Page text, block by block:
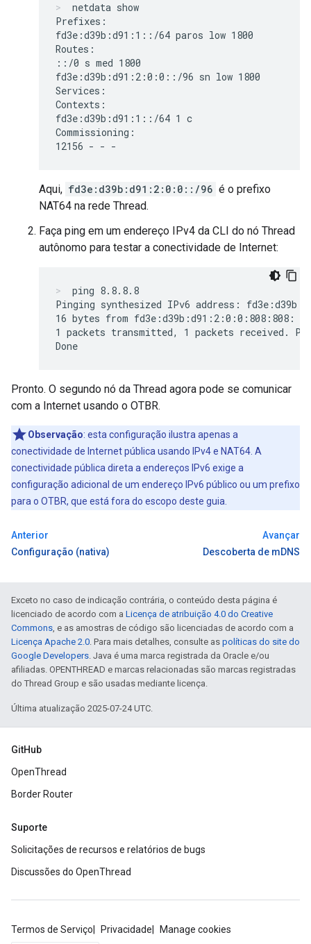
netdata show
Prefixes:
fd3e:d39b:d91:1::/64 paros low 1800
Routes:
::/0 s med 1800
fd3e:d39b:d91:2:0:0::/96 sn low 1800
Services:
Contexts:
fd3e:d39b:d91:1::/64 1 c
Commissioning:
Aqui, fd3e:d39b:d91:2:0:0::/96 é o prefixo
NAT64 na rede Thread.
Faça ping em um endereço IPv4 da CLI do nó Thread
autônomo para testar a conectividade de Internet:
ping 8.8.8.8
Pinging synthesized IPv6 address:
16 bytes from fd3e:d39b:d91:2:0:0:808:808:
1 packets transmitted, 1 packets received.
Pronto. O segundo nó da Thread agora pode se comunicar
com a Internet usando o OTBR.
Observação: esta configuração ilustra apenas a
conectividade de Internet pública usando IPv4 e NAT64. A
conectividade pública direta a endereços IPv6 exige a
configuração adicional de um endereço IPv6 público ou um prefixo
para o OTBR, que está fora do escopo deste guia.
Anterior
Configuração (nativa)
Avançar
Descoberta de mDNS
Exceto no caso de indicação contrária, o conteúdo desta página é
licenciado de acordo com a Licença de atribuição 4.0 do Creative
Commons, e as amostras de código são licenciadas de acordo com a
Licença Apache 2.0. Para mais detalhes, consulte as políticas do site do
Google Developers. Java é uma marca registrada da Oracle e/ou
afiliadas. OPENTHREAD e marcas relacionadas são marcas registradas
do Thread Group e são usadas mediante licença.
Última atualização 2025-07-24 UTC.
GitHub
OpenThread
Border Router
Suporte
Solicitações de recursos e relatórios de bugs
Discussões do OpenThread
Termos de Serviço Privacidade Manage cookies